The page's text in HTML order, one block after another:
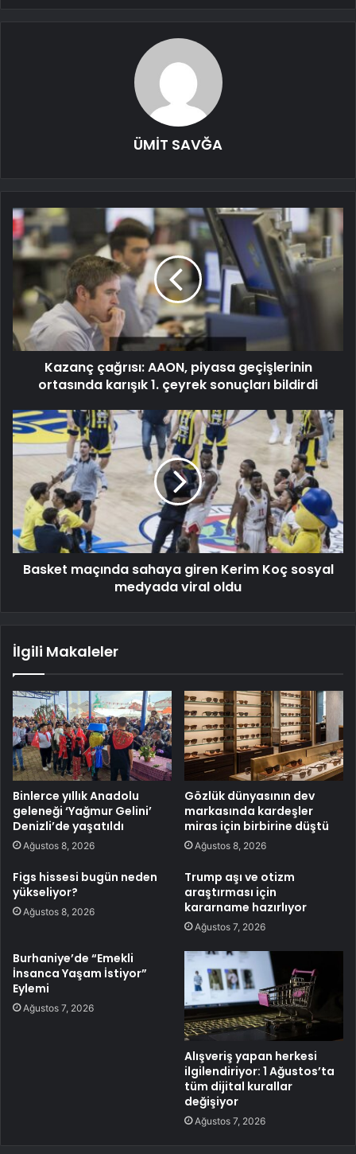
ÜMİT SAVĞA
Kazanç çağrısı: AAON, piyasa geçişlerinin
ortasında karışık 1. çeyrek sonuçları bildirdi
Basket maçında sahaya giren Kerim Koç sosyal
medyada viral oldu
İlgili Makaleler
Binlerce yıllık Anadolu
geleneği ‘Yağmur Gelini’
Denizli’de yaşatıldı
Ağustos 8, 2026
Gözlük dünyasının dev
markasında kardeşler
miras için birbirine düştü
Ağustos 8, 2026
Figs hissesi bugün neden
yükseliyor?
Ağustos 8, 2026
Trump aşı ve otizm
araştırması için
kararname hazırlıyor
Ağustos 7, 2026
Burhaniye’de “Emekli
İnsanca Yaşam İstiyor”
Eylemi
Ağustos 7, 2026
Alışveriş yapan herkesi
ilgilendiriyor: 1 Ağustos’ta
tüm dijital kurallar
değişiyor
Ağustos 7, 2026